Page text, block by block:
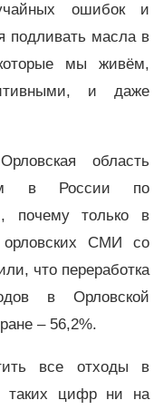
ошибок и
подливать масла в
мы живём,
и даже
область
в России по
почему только в
СМИ со
что переработка
в Орловской
– 56,2%.
все отходы в
таких цифр ни на